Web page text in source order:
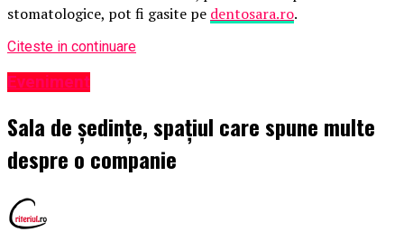
stomatologice, pot fi gasite pe dentosara.ro.
Citeste in continuare
Eveniment
Sala de ședințe, spațiul care spune multe
despre o companie